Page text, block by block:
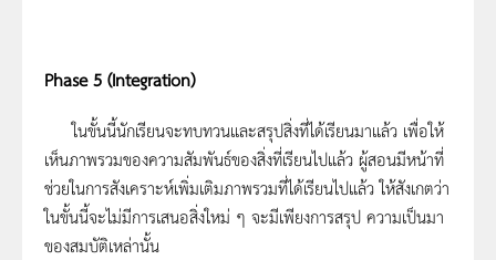
Phase 5 (Integration)
ในขั้นนี้นักเรียนจะทบทวนและสรุปสิ่งที่ได้เรียนมาแล้ว เพื่อให้
เห็นภาพรวมของความสัมพันธ์ของสิ่งที่เรียนไปแล้ว ผู้สอนมีหน้าที่
ช่วยในการสังเคราะห์เพิ่มเติมภาพรวมที่ได้เรียนไปแล้ว ให้สังเกตว่า
ในขั้นนี้จะไม่มีการเสนอสิ่งใหม่ ๆ จะมีเพียงการสรุป ความเป็นมา
ของสมบัติเหล่านั้น